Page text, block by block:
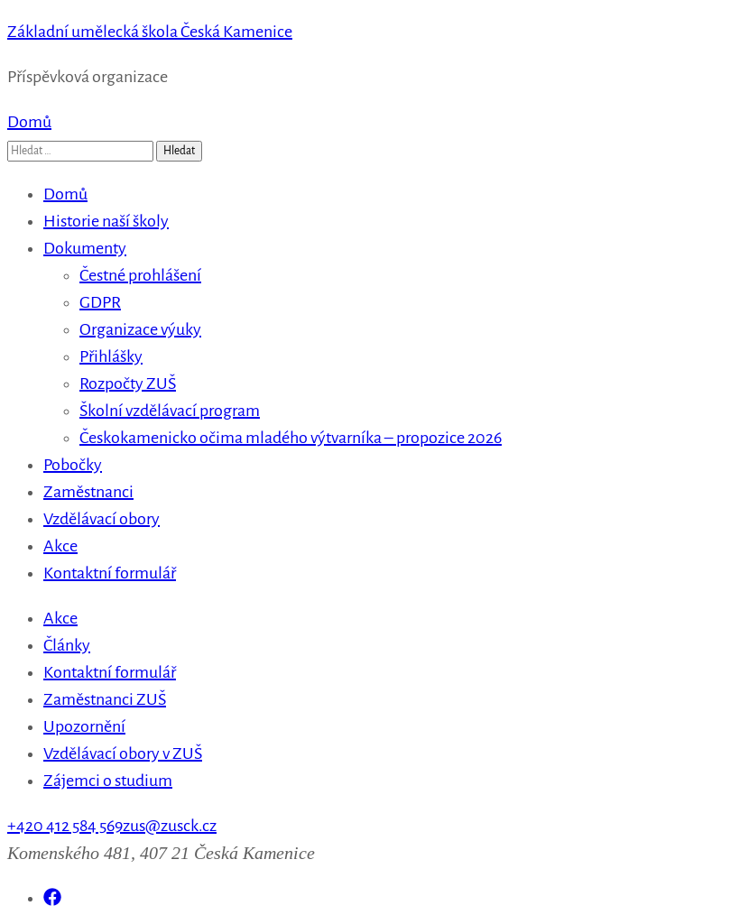
Základní umělecká škola Česká Kamenice
Příspěvková organizace
Domů
Vyhledávání
Domů
Historie naší školy
Dokumenty
Čestné prohlášení
GDPR
Organizace výuky
Přihlášky
Rozpočty ZUŠ
Školní vzdělávací program
Českokamenicko očima mladého výtvarníka – propozice 2026
Pobočky
Zaměstnanci
Vzdělávací obory
Akce
Kontaktní formulář
Akce
Články
Kontaktní formulář
Zaměstnanci ZUŠ
Upozornění
Vzdělávací obory v ZUŠ
Zájemci o studium
+420 412 584 569zus@zusck.cz
Komenského 481, 407 21 Česká Kamenice